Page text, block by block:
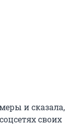
и сказала,
своих